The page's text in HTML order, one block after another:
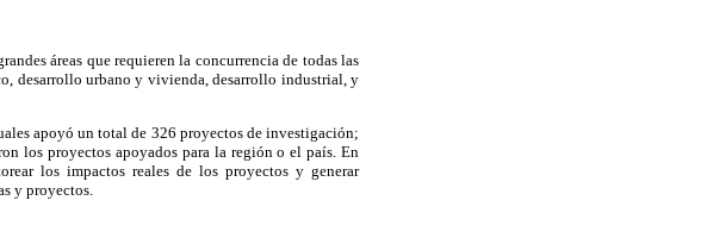
áreas que requieren la concurrencia de todas las
desarrollo urbano y vivienda, desarrollo industrial, y
apoyó un total de 326 proyectos de investigación;
los proyectos apoyados para la región o el país. En
los impactos reales de los proyectos y generar
y proyectos.